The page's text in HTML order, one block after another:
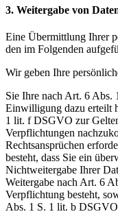
3. Weitergabe von
Eine Übermittlung Ihrer
den im Folgenden
Wir geben Ihre
Sie Ihre nach Art. 6
Einwilligung dazu erteilt
1 lit. f DSGVO zur
Verpflichtungen
Rechtsansprüchen
besteht, dass Sie ein
Nichtweitergabe Ihrer
Weitergabe nach Art. 6
Verpflichtung besteht,
Abs. 1 S. 1 lit. b